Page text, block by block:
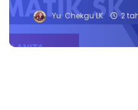
Yu. Chekgu LK 2